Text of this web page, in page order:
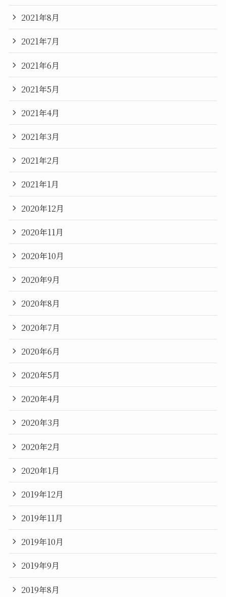
2021年8月
2021年7月
2021年6月
2021年5月
2021年4月
2021年3月
2021年2月
2021年1月
2020年12月
2020年11月
2020年10月
2020年9月
2020年8月
2020年7月
2020年6月
2020年5月
2020年4月
2020年3月
2020年2月
2020年1月
2019年12月
2019年11月
2019年10月
2019年9月
2019年8月